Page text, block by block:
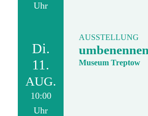
Uhr
Di.
11.
AUG.
10:00
Uhr
AUSSTELLUNG
Museum Treptow